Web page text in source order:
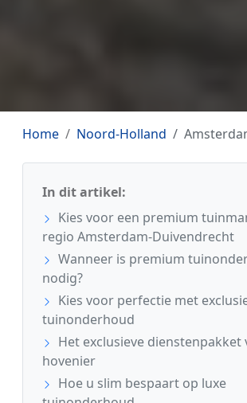
Home Noord-Holland
In dit artikel:
Kies voor een premium
regio Amsterdam-Duivendrecht
Wanneer is premium
nodig?
Kies voor perfectie met
tuinonderhoud
Het exclusieve dienstenpakket
hovenier
Hoe u slim bespaart op luxe